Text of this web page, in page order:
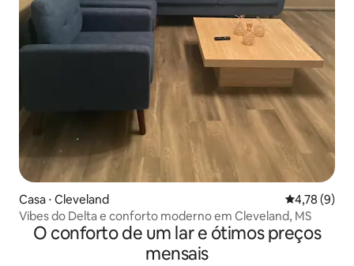
Casa ⋅ Cleveland 4,78 de
4,78 (9)
Vibes do Delta e conforto moderno em Cleveland, MS
O conforto de um lar e ótimos preços
mensais